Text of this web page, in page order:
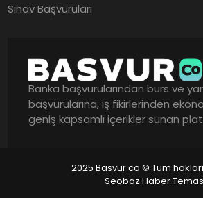
Sınav Başvuruları
Banka başvurularından burs ve
başvurularına, iş fikirlerinden
geniş kapsamlı içerikler sunan
2025 Basvur.co © Tüm hakları
Seobaz Haber